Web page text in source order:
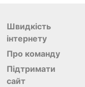
Швидкість
інтернету
Про команду
Підтримати
сайт